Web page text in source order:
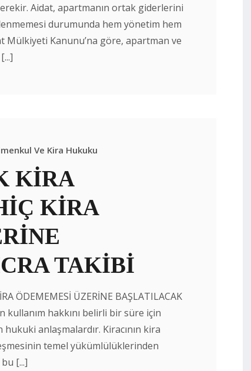
Aidat, apartmanın ortak giderlerini
durumunda hem yönetim hem
Mülkiyeti Kanunu’na göre, apartman ve
Ve Kira Hukuku
KİRA
KİRA
TAKİBİ
ÖDEMEMESİ ÜZERİNE BAŞLATILACAK
kullanım hakkını belirli bir süre için
hukuki anlaşmalardır. Kiracının kira
temel yükümlülüklerinden
[...]